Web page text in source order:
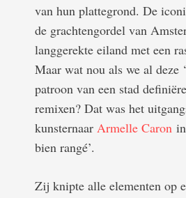
van hun plattegrond. De
de grachtengordel van
langgerekte eiland met een
Maar wat nou als we al deze
patroon van een stad
remixen? Dat was het
kunsternaar Armelle Caron
bien rangé’.
Zij knipte alle elementen op